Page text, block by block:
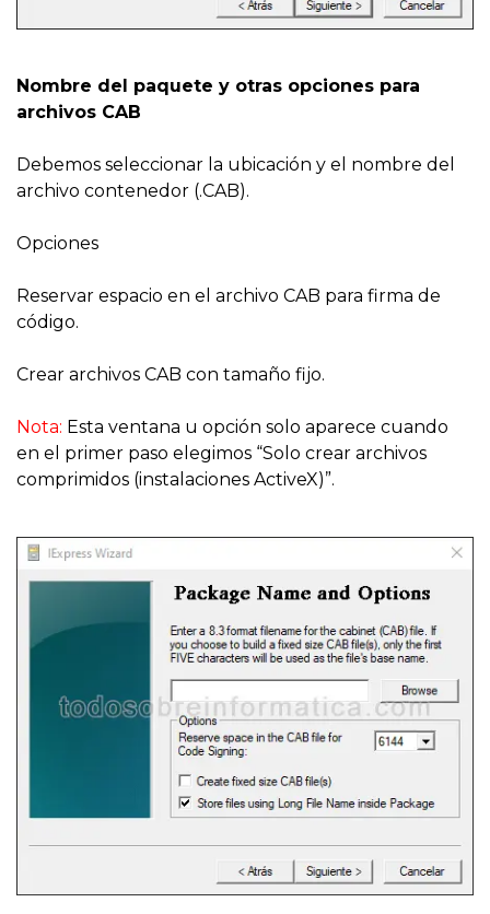
Nombre del paquete y otras opciones para
archivos CAB
Debemos seleccionar la ubicación y el nombre del
archivo contenedor (.CAB).
Opciones
Reservar espacio en el archivo CAB para firma de
código.
Crear archivos CAB con tamaño fijo.
Nota: Esta ventana u opción solo aparece cuando
en el primer paso elegimos “Solo crear archivos
comprimidos (instalaciones ActiveX)”.